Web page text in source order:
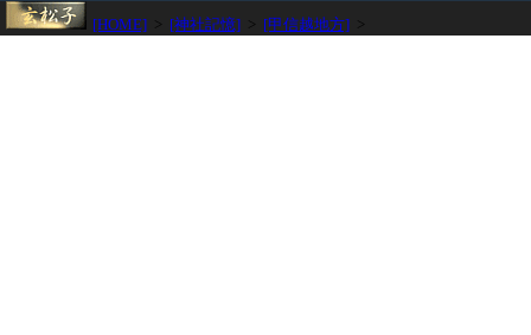
[HOME] [神社記憶] [甲信越地方]